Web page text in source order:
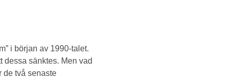
i början av 1990-talet.
dessa sänktes. Men vad
de två senaste